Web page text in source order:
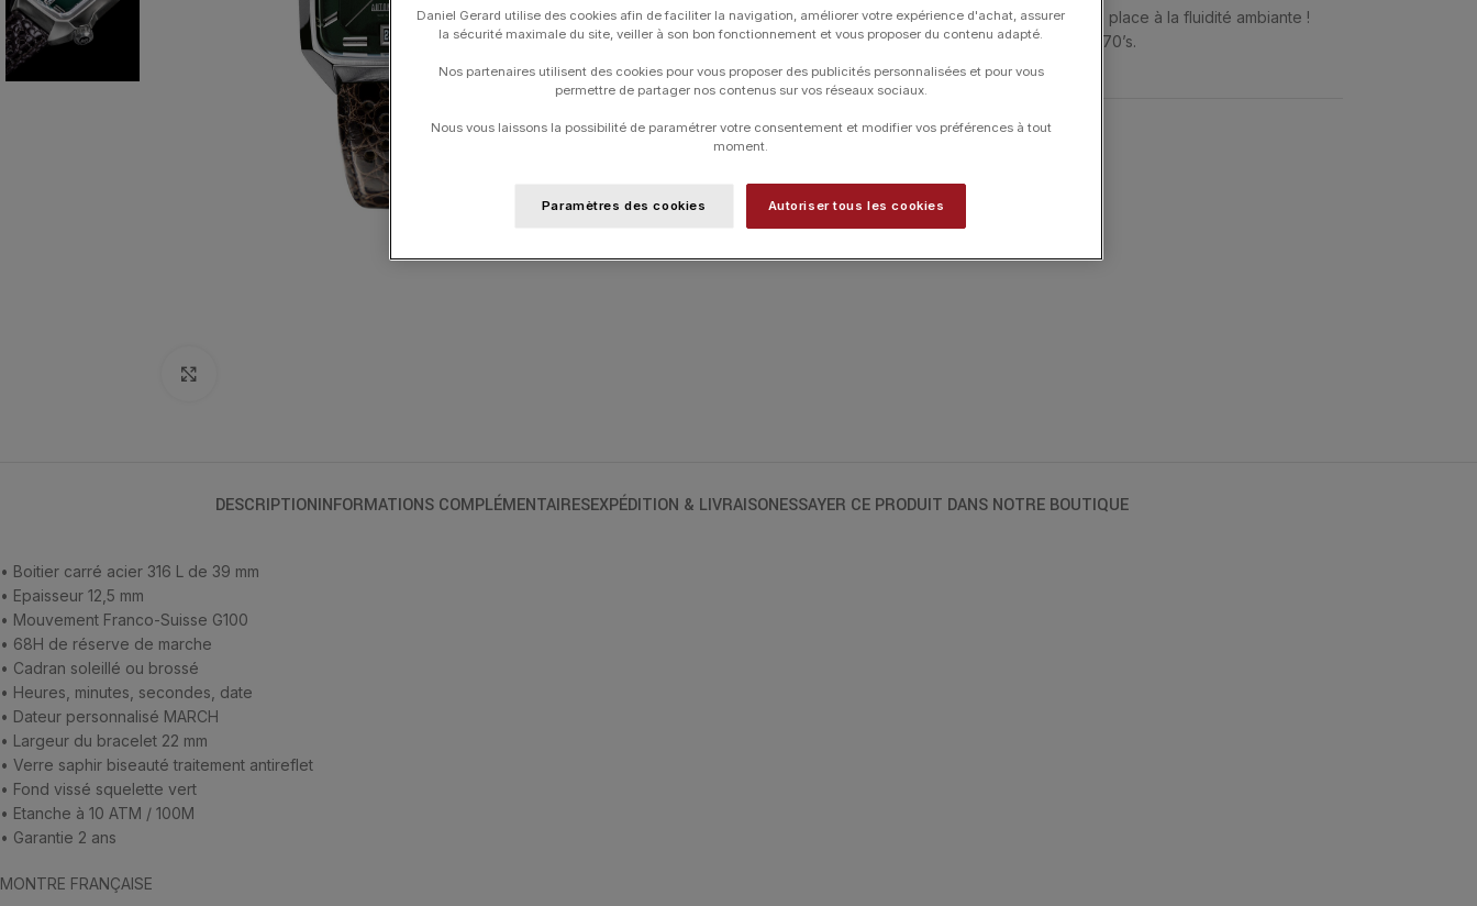
Les angles sans concessions de l’AM2 ne laissent aucune place à la fluidité ambiante !
L’AM2 est engagée, agressive et radicalement connotée 70’s.
UGS :AM2AGLALL6MM22
Catégories :
DESCRIPTIONINFORMATIONS COMPLÉMENTAIRESEXPÉDITION & LIVRAISONESSAYER CE PRODUIT DANS NOTRE BOUTIQUE
• Boitier carré acier 316 L de 39 mm
• Epaisseur 12,5 mm
• Mouvement Franco-Suisse G100
• 68H de réserve de marche
• Cadran soleillé ou brossé
• Heures, minutes, secondes, date
• Dateur personnalisé MARCH
• Largeur du bracelet 22 mm
• Verre saphir biseauté traitement antireflet
• Fond vissé squelette vert
• Etanche à 10 ATM / 100M
• Garantie 2 ans
MONTRE FRANÇAISE
Daniel Gerard utilise des cookies afin de faciliter la navigation, améliorer votre expérience d'achat, assurer
la sécurité maximale du site, veiller à son bon fonctionnement et vous proposer du contenu adapté.
Nos partenaires utilisent des cookies pour vous proposer des publicités personnalisées et pour vous
permettre de partager nos contenus sur vos réseaux sociaux.
Nous vous laissons la possibilité de paramétrer votre consentement et modifier vos préférences à tout
moment.
Paramètres des cookies Autoriser tous les cookies